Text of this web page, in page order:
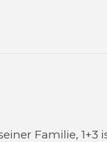
Familie, 1+3